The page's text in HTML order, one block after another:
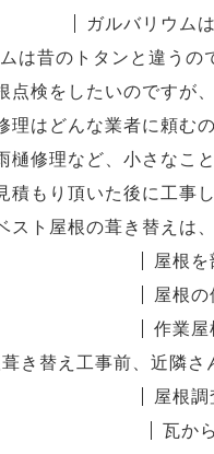
ガルバリウム
は昔のトタンと違うの
点検をしたいのですが
理はどんな業者に頼む
樋修理など、小さなこ
積もり頂いた後に工事
スト屋根の葺き替えは
屋根
屋根
作業屋
葺き替え工事前、近隣
屋根
瓦か